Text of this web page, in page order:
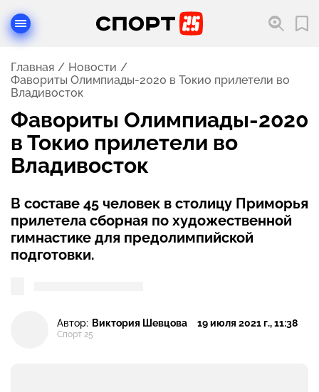
Главная
Новости
Фавориты Олимпиады-2020 в Токио прилетели во
Владивосток
Фавориты Олимпиады-2020
в Токио прилетели во
Владивосток
В составе 45 человек в столицу Приморья
прилетела сборная по художественной
гимнастике для предолимпийской
подготовки.
Автор: Виктория Шевцова
Спорт 25
19 июля 2021 г., 11:38